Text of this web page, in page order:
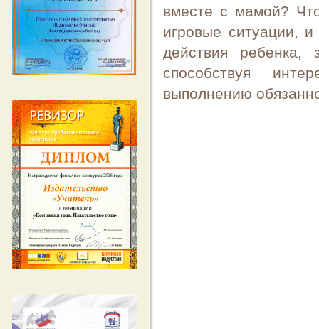
вместе с мамой?
игровые ситуации,
действия ребенка,
способствуя
выполнению